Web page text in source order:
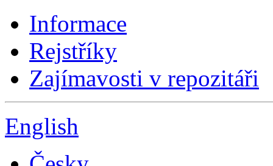
Informace
Rejstříky
Zajímavosti v repozitáři
English